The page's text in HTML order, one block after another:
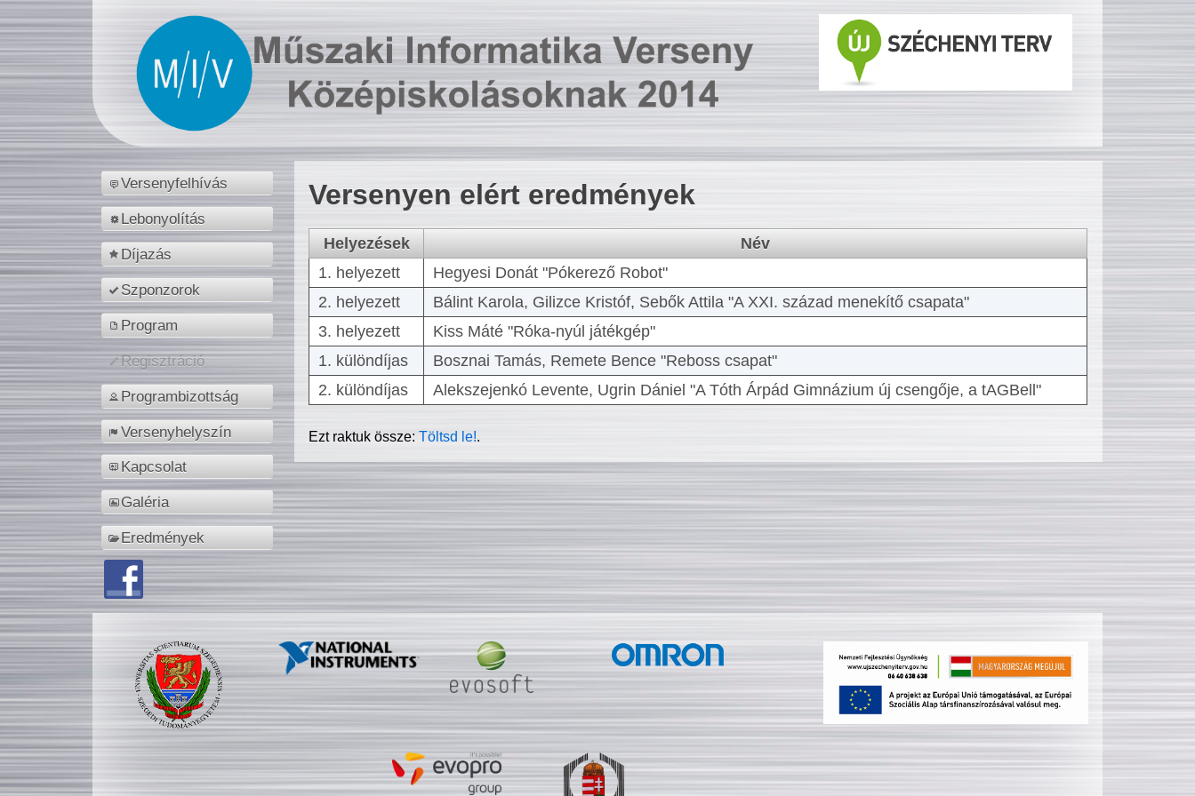
Versenyfelhívás
Lebonyolítás
Díjazás
Szponzorok
Program
Regisztráció
Programbizottság
Versenyhelyszín
Kapcsolat
Galéria
Eredmények
Versenyen elért eredmények
Helyezések
Név
1. helyezett
Hegyesi Donát "Pókerező Robot"
2. helyezett
Bálint Karola, Gilizce Kristóf, Sebők Attila "A XXI. század menekítő csapata"
3. helyezett
Kiss Máté "Róka-nyúl játékgép"
1. különdíjas
Bosznai Tamás, Remete Bence "Reboss csapat"
2. különdíjas
Alekszejenkó Levente, Ugrin Dániel "A Tóth Árpád Gimnázium új csengője, a tAGBell"
Ezt raktuk össze:Töltsd le!.